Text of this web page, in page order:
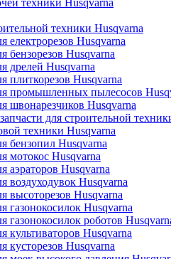
техники Husqvarna
техники Husqvarna
електрорезов Husqvarna
бензорезов Husqvarna
дрелей Husqvarna
плиткорезов Husqvarna
промышленных пылесосов
швонарезчиков Husqvarna
для строительной
техники Husqvarna
бензопил Husqvarna
мотокос Husqvarna
аэраторов Husqvarna
воздуходувок Husqvarna
высоторезов Husqvarna
газонокосилок Husqvarna
газонокосилок роботов
культиваторов Husqvarna
кусторезов Husqvarna